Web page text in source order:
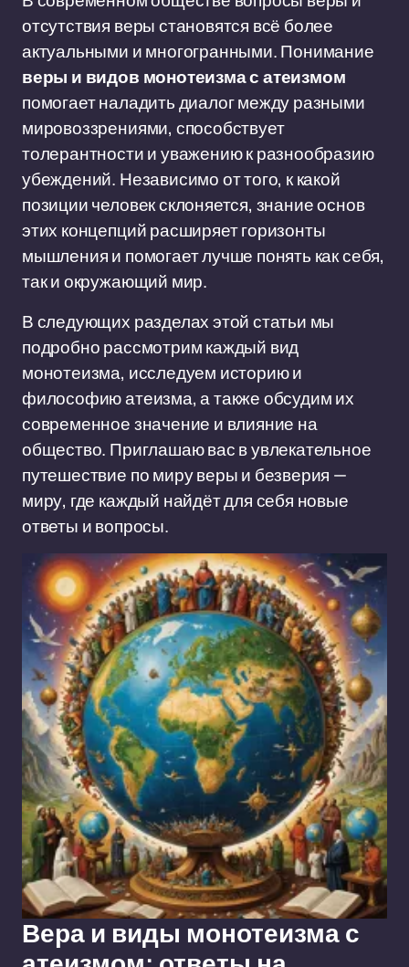
отсутствия веры становятся всё более
актуальными и многогранными. Понимание
веры и видов монотеизма с атеизмом
помогает наладить диалог между разными
мировоззрениями, способствует
толерантности и уважению к разнообразию
убеждений. Независимо от того, к какой
позиции человек склоняется, знание основ
этих концепций расширяет горизонты
мышления и помогает лучше понять как себя,
так и окружающий мир.
В следующих разделах этой статьи мы
подробно рассмотрим каждый вид
монотеизма, исследуем историю и
философию атеизма, а также обсудим их
современное значение и влияние на
общество. Приглашаю вас в увлекательное
путешествие по миру веры и безверия —
миру, где каждый найдёт для себя новые
ответы и вопросы.
Вера и виды монотеизма с